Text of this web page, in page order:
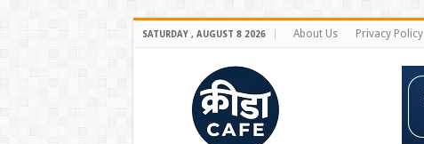
SATURDAY , AUGUST 8 2026 About Us Privacy Policy